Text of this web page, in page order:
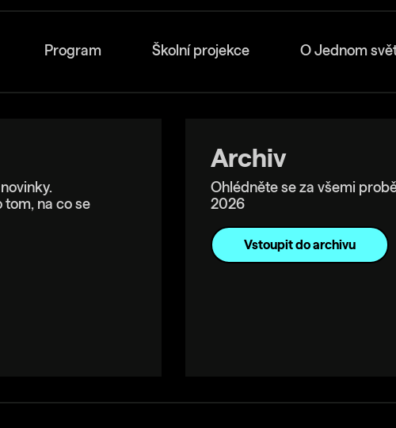
Program Školní projekce O Jednom
na co se
Archiv
Ohlédněte se za všemi
2026
Vstoupit do archivu